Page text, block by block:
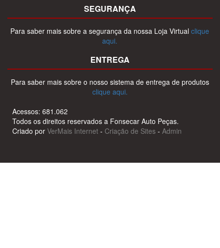
SEGURANÇA
Para saber mais sobre a segurança da nossa Loja Virtualclique
aqui.
ENTREGA
Para saber mais sobre o nosso sistema de entrega de produtos
clique aqui.
Acessos: 681.062
Todos os direitos reservados a Fonsecar Auto Peças.
Criado por VerMais Internet - Criação de Sites - Admin